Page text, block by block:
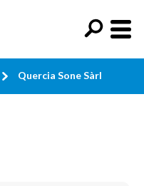
Quercia Sone Sàrl